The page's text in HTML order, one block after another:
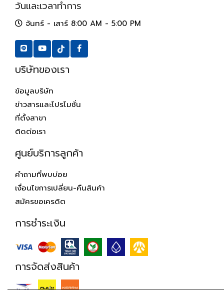
วันและเวลาทำการ
จันทร์ - เสาร์ 8:00 AM - 5:00 PM
บริษัทของเรา
ข้อมูลบริษัท
ข่าวสารและโปรโมชั่น
ที่ตั้งสาขา
ติดต่อเรา
ศูนย์บริการลูกค้า
คำถามที่พบบ่อย
เงื่อนไขการเปลี่ยน-คืนสินค้า
สมัครขอเครดิต
การชำระเงิน
การจัดส่งสินค้า